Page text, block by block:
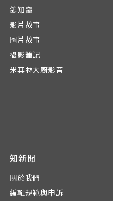
鴿知窩
影片故事
圖片故事
攝影筆記
米其林大廚影音
知新聞
關於我們
編輯規範與申訴